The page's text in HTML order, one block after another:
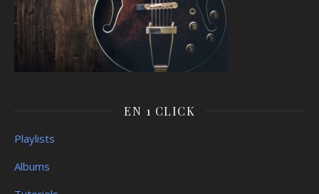
EN 1 CLICK
Playlists
Albums